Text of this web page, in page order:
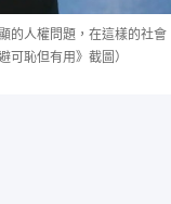
的人權問題，在這樣的社會
恥但有用》截圖）